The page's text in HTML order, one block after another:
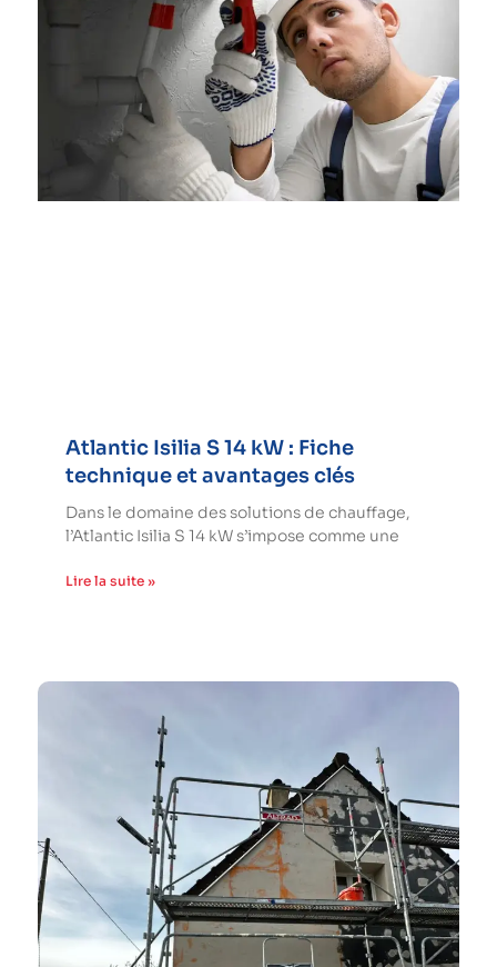
Atlantic Isilia S 14 kW : Fiche
technique et avantages clés
Dans le domaine des solutions de chauffage,
l’Atlantic Isilia S 14 kW s’impose comme une
Lire la suite »